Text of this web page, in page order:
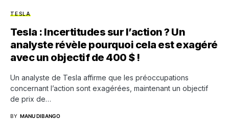
TESLA
Tesla : Incertitudes sur l’action ? Un
analyste révèle pourquoi cela est exagéré
avec un objectif de 400 $ !
Un analyste de Tesla affirme que les préoccupations
concernant l’action sont exagérées, maintenant un objectif
de prix de…
BY MANU DIBANGO